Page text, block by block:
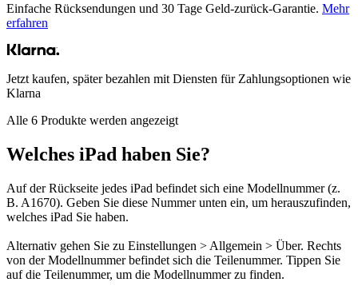
Einfache Rücksendungen und 30 Tage Geld-zurück-Garantie. Mehr
erfahren
Jetzt kaufen, später bezahlen mit Diensten für Zahlungsoptionen wie
Klarna
Alle 6 Produkte werden angezeigt
Welches iPad haben Sie?
Auf der Rückseite jedes iPad befindet sich eine Modellnummer (z.
B. A1670). Geben Sie diese Nummer unten ein, um herauszufinden,
welches iPad Sie haben.
Alternativ gehen Sie zu Einstellungen > Allgemein > Über. Rechts
von der Modellnummer befindet sich die Teilenummer. Tippen Sie
auf die Teilenummer, um die Modellnummer zu finden.